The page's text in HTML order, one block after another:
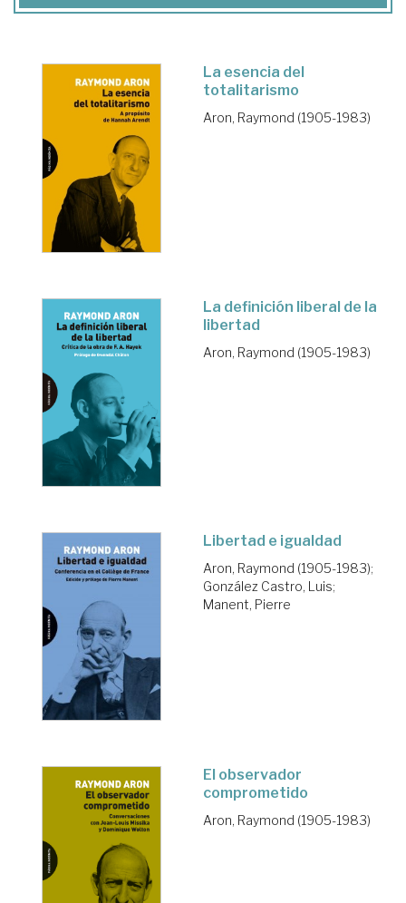
La esencia del
totalitarismo
Aron, Raymond (1905-1983)
La definición liberal de la
libertad
Aron, Raymond (1905-1983)
Libertad e igualdad
Aron, Raymond (1905-1983);
González Castro, Luis;
Manent, Pierre
El observador
comprometido
Aron, Raymond (1905-1983)